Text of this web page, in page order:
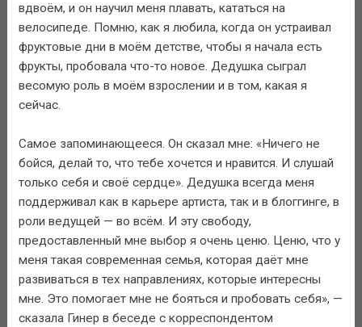
вдвоём, и он научил меня плавать, кататься на
велосипеде. Помню, как я любила, когда он устраивал
фруктовые дни в моём детстве, чтобы я начала есть
фрукты, пробовала что-то новое. Дедушка сыграл
весомую роль в моём взрослении и в том, какая я
сейчас.
Самое запоминающееся. Он сказал мне: «Ничего не
бойся, делай то, что тебе хочется и нравится. И слушай
только себя и своё сердце». Дедушка всегда меня
поддерживал как в карьере артиста, так и в блоггинге, в
роли ведущей — во всём. И эту свободу,
предоставленный мне выбор я очень ценю. Ценю, что у
меня такая современная семья, которая даёт мне
развиваться в тех направлениях, которые интересны
мне. Это помогает мне не бояться и пробовать себя», —
сказала Гинер в беседе с корреспондентом